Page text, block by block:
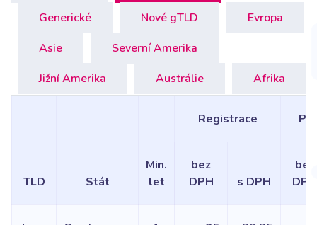
Generické
Nové gTLD
Evropa
Asie
Severní Amerika
Jižní Amerika
Austrálie Afrika
TLD Stát
Min.
let
Registrace
bez
DPH
s DPH
bez
DPH